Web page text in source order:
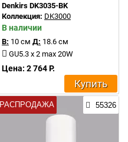
Denkirs DK3035-BK
Коллекция: DK3000
В наличии
В: 10 см Д: 18.6 см
GU5.3 x 2 max 20W
Цена: 2 764 Р.
Купить
РАСПРОДАЖА 55326